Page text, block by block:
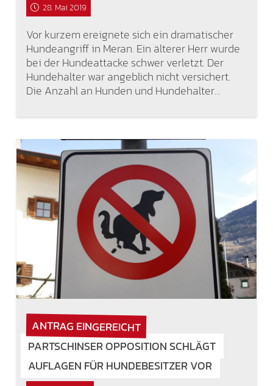
28. Mai 2019
Vor kurzem ereignete sich ein dramatischer
Hundeangriff in Meran. Ein älterer Herr wurde
bei der Hundeattacke schwer verletzt. Der
Hundehalter war angeblich nicht versichert.
Die Anzahl an Hunden und Hundehalter…
ANTRAG EINGEREICHT
PARTSCHINSER OPPOSITION SCHLÄGT
AUFLAGEN FÜR HUNDEBESITZER VOR